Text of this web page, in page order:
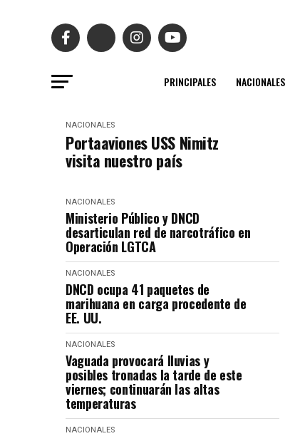
PRINCIPALES NACIONALES
NACIONALES
Portaaviones USS Nimitz
visita nuestro país
NACIONALES
Ministerio Público y DNCD
desarticulan red de narcotráfico en
Operación LGTCA
NACIONALES
DNCD ocupa 41 paquetes de
marihuana en carga procedente de
EE. UU.
NACIONALES
Vaguada provocará lluvias y
posibles tronadas la tarde de este
viernes; continuarán las altas
temperaturas
NACIONALES